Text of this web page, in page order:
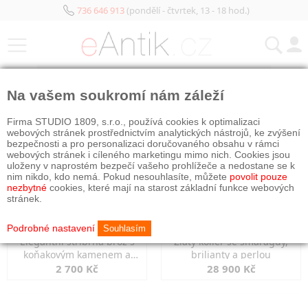
736 646 913(pondělí - čtvrtek, 13 - 18 hod.)
Elegantní stříbrná brož s
koňakovým kamenem a
markazity
2 700 Kč
Zlatý kolier se smaragdy,
brilianty a perlou
28 900 Kč
Na vašem soukromí nám záleží
Firma STUDIO 1809, s.r.o., používá cookies k optimalizaci
webových stránek prostřednictvím analytických nástrojů, ke zvýšení
bezpečnosti a pro personalizaci doručovaného obsahu v rámci
webových stránek i cíleného marketingu mimo nich. Cookies jsou
uloženy v naprostém bezpečí vašeho prohlížeče a nedostane se k
nim nikdo, kdo nemá. Pokud nesouhlasíte, můžete povolit pouze
nezbytné cookies, které mají na starost základní funkce webových
stránek.
Podrobné nastavení Souhlasím